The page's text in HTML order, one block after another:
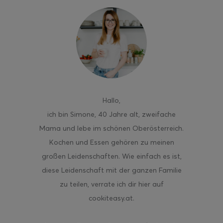
Hallo,
ich bin Simone, 40 Jahre alt, zweifache
Mama und lebe im schönen Oberösterreich.
Kochen und Essen gehören zu meinen
großen Leidenschaften. Wie einfach es ist,
diese Leidenschaft mit der ganzen Familie
zu teilen, verrate ich dir hier auf
cookiteasy.at.